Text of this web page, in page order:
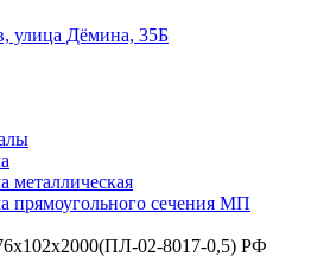
улица Дёмина, 35Б
металлическая
прямоугольного сечения МП
02-8017-0,5) РФ